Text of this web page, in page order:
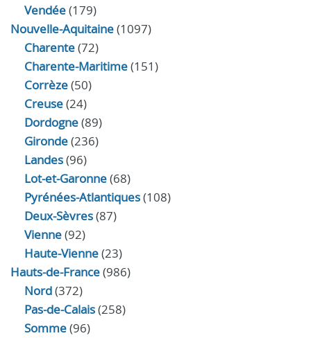
Vendée(179)
Nouvelle-Aquitaine(1097)
Charente(72)
Charente-Maritime(151)
Corrèze(50)
Creuse(24)
Dordogne(89)
Gironde(236)
Landes(96)
Lot-et-Garonne(68)
Pyrénées-Atlantiques(108)
Deux-Sèvres(87)
Vienne(92)
Haute-Vienne(23)
Hauts-de-France(986)
Nord(372)
Pas-de-Calais(258)
Somme(96)